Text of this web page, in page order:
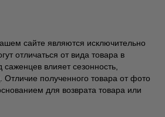
сайте являются исключительно
отличаться от вида товара в
влияет сезонность,
Отличие полученного товара от фото
для возврата товара или